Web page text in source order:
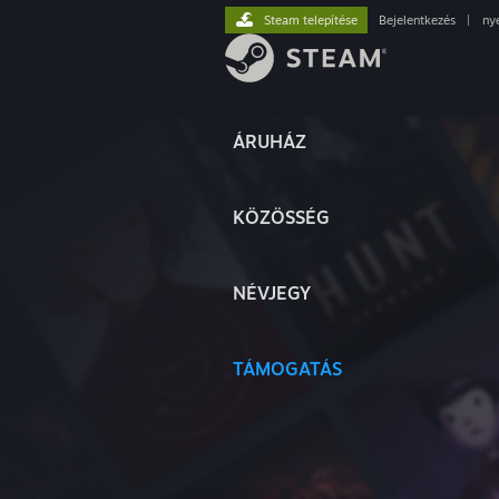
ÁRUHÁZ
KÖZÖSSÉG
NÉVJEGY
TÁMOGATÁS
Steam telepítése Bejelentkezés